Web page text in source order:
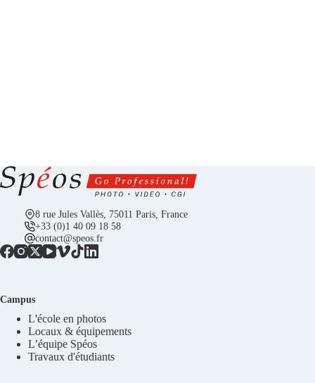
8 rue Jules Vallès, 75011 Paris, France
+33 (0)1 40 09 18 58
contact@speos.fr
Campus
L'école en photos
Locaux & équipements
L’équipe Spéos
Travaux d'étudiants